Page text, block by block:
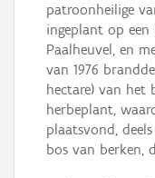
patroonheilige
ingeplant op een
Paalheuvel, en
van 1976
hectare) van het
herbeplant,
plaatsvond,
bos van berken,